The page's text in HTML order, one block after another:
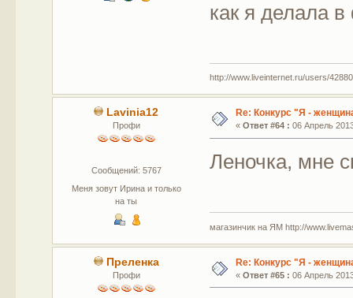
как я делала
http://www.liveinternet.ru/users/
Lavinia12
Профи
Сообщений: 5767
Меня зовут Ирина и только
на ты
Re: Конкурс "Я -
« Ответ #64 : 06 Апрель
Леночка, мне
магазинчик на ЯМ http://
Преленка
Профи
Re: Конкурс "Я -
« Ответ #65 : 06 Апрель